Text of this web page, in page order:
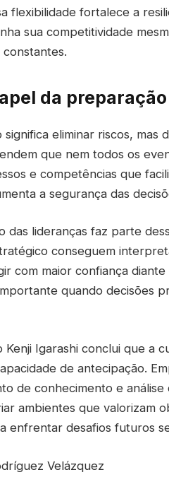
flexibilidade fortalece a
sua competitividade
da
significa eliminar riscos,
que nem todos os
e competências que
a segurança das
das lideranças faz parte
conseguem
com maior confiança
quando decisões
Kenji Igarashi conclui que a
de antecipação.
de conhecimento e
ambientes que valorizam
enfrentar desafios futuros
Velázquez